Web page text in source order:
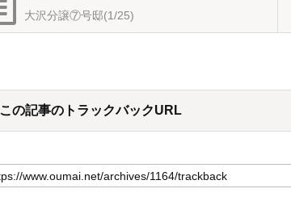
大沢分譲⑦号邸(1/25)
この記事のトラックバックURL